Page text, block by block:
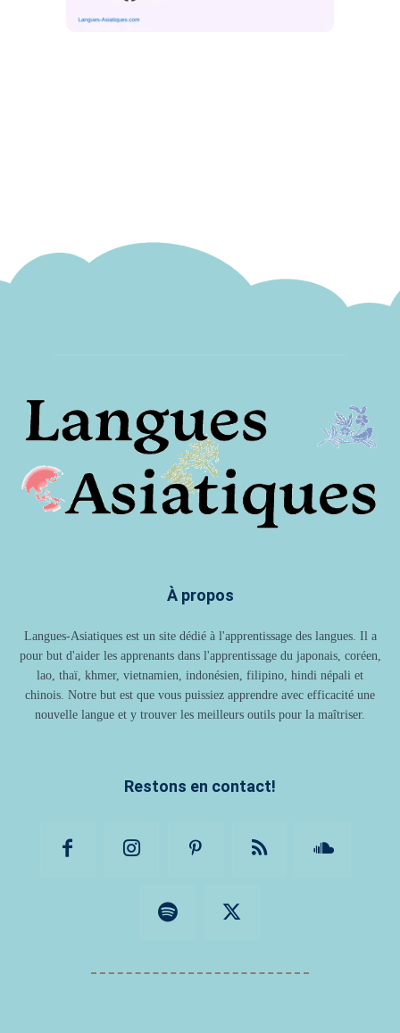
À propos
Langues-Asiatiques est un site dédié à l'apprentissage des langues. Il a
pour but d'aider les apprenants dans l'apprentissage du japonais, coréen,
lao, thaï, khmer, vietnamien, indonésien, filipino, hindi népali et
chinois. Notre but est que vous puissiez apprendre avec efficacité une
nouvelle langue et y trouver les meilleurs outils pour la maîtriser.
Restons en contact!